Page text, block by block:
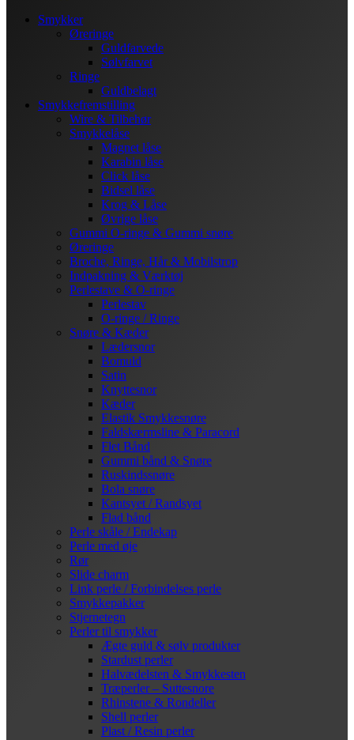
Smykker
Øreringe
Guldfarvede
Sølvfarvet
Ringe
Guldbelagt
Smykkefremstilling
Wire & Tilbehør
Smykkelåse
Magnet låse
Karabin låse
Click låse
Bidsel låse
Krog & Låse
Øvrige låse
Gummi O-ringe & Gummi snøre
Øreringe
Broche, Ringe, Hår & Mobilstrop
Indpakning & Værktøj
Perlestave & O-ringe
Perlestav
O-ringe / Ringe
Snøre & Kæder
Lædersnor
Bomuld
Satin
Knyttesnor
Kæder
Elastik Smykkesnøre
Faldskærmsline & Paracord
Flet Bånd
Gummi bånd & Snøre
Ruskindssnøre
Bola snøre
Kantsyet / Randsyet
Flad bånd
Perle skåle / Endekap
Perle med øje
Rør
Slide charm
Link perle / Forbindelses perle
Smykkepakker
Stjernetegn
Perler til smykker
Ægte guld & sølv produkter
Stardust perler
Halvædelsten & Smykkesten
Træperler – Suttesnore
Rhinstene & Rondeller
Shell perler
Plast / Resin perler